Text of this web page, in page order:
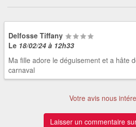
Delfosse Tiffany
Le 18/02/24 à 12h33
Ma fille adore le déguisement et a hâte
carnaval
Votre avis nous
Laisser un commentaire